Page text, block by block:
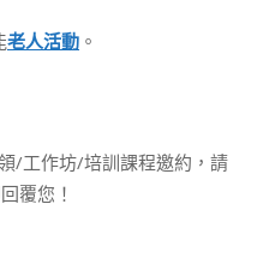
老人活動 。
/工作坊/培訓課程邀約，請
覆您！